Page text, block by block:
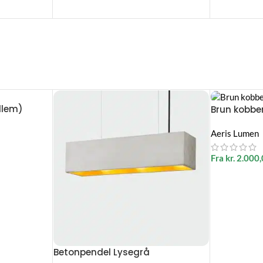
Betonpendel Lysegrå
Brun
Aeris Lumen
Fra kr.